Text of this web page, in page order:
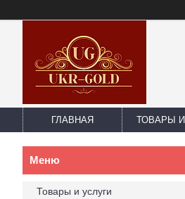
ГЛАВНАЯ ТОВАРЫ И
Товары и услуги